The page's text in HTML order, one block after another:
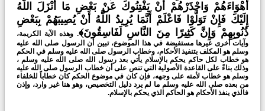
أَهْوَاءَهُمْ وَاحْذَرْهُمْ أَنْ يَفْتِنُوكَ عَنْ بَعْضِ مَا أَنْزَلَ اللَّهُ
إِلَيْكَ فَإِنْ تَوَلَّوْا فَاعْلَمْ أَنَّمَا يُرِيدُ اللَّهُ أَنْ يُصِيبَهُمْ بِبَعْضِ
ذُنُوبِهِمْ وَإِنَّ كَثِيرًا مِنَ النَّاسِ لَفَاسِقُونَ﴾. وهذه الآية الكريمة،
وآيات أخرى غيرها مستفيضة في هذا الموضوع، تبين أن الرسول صلى الله عليه
وسلم هو المكلف بتنفيذ الأحكام، وخطاب الرسول صلى الله عليه وسلم في الحكم
هو خطاب لكل حاكم يحكم بالإسلام يأتي بعد رسول الله صلى الله عليه وسلم ،
وذلك بناءً على القاعدة الأصولية التي تنص على أن خطاب الرسول صلى الله عليه
وسلم هو خطاب لأمته على وجهه، فإن كان في موضوع الحكم كان خطاباً للخلفاء
من بعده صلى الله عليه وسلم ما لم يرد دليل التخصيص، وهو هنا غير وارد، وإذن
فالذي ينفذ الأحكام هو الحاكم الذي يحكم بالإسلام.